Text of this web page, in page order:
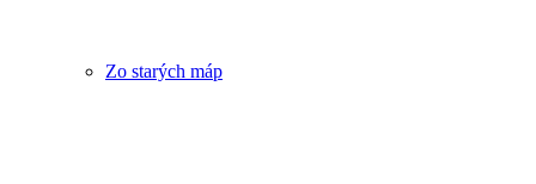
Zo starých máp